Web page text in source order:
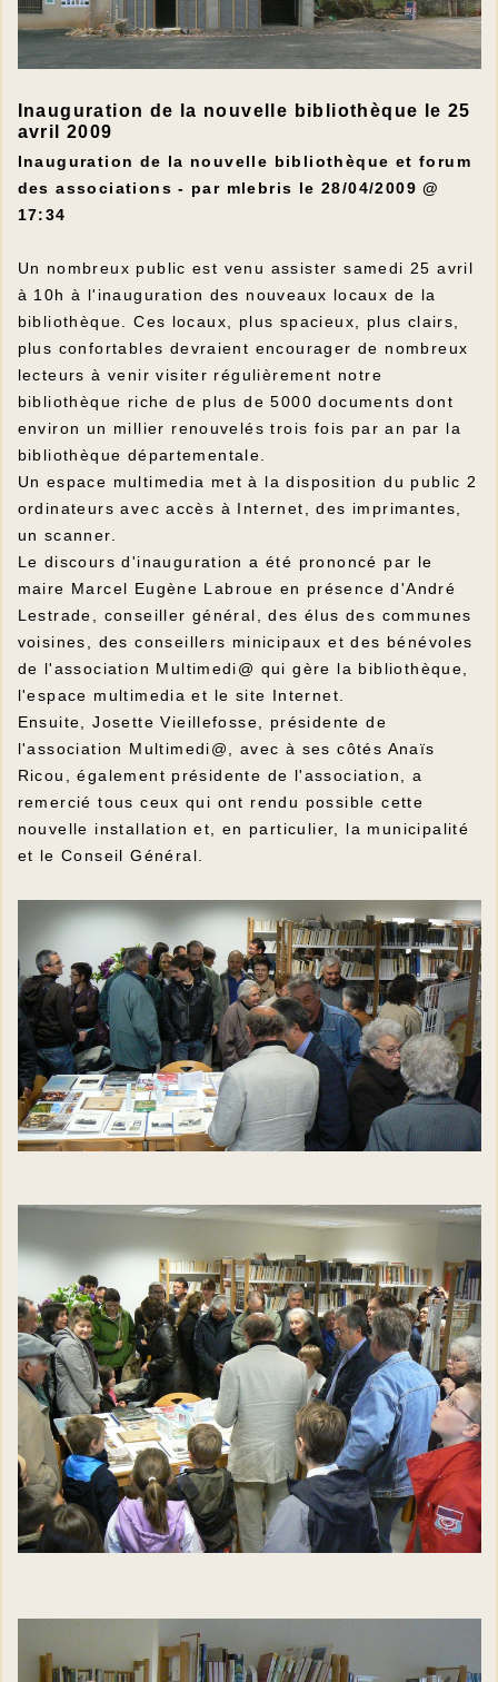
Inauguration de la nouvelle bibliothèque le 25
avril 2009
Inauguration de la nouvelle bibliothèque et forum
des associations - par mlebris le 28/04/2009 @
17:34
Un nombreux public est venu assister samedi 25 avril
à 10h à l'inauguration des nouveaux locaux de la
bibliothèque. Ces locaux, plus spacieux, plus clairs,
plus confortables devraient encourager de nombreux
lecteurs à venir visiter régulièrement notre
bibliothèque riche de plus de 5000 documents dont
environ un millier renouvelés trois fois par an par la
bibliothèque départementale.
Un espace multimedia met à la disposition du public 2
ordinateurs avec accès à Internet, des imprimantes,
un scanner.
Le discours d'inauguration a été prononcé par le
maire Marcel Eugène Labroue en présence d'André
Lestrade, conseiller général, des élus des communes
voisines, des conseillers minicipaux et des bénévoles
de l'association Multimedi@ qui gère la bibliothèque,
l'espace multimedia et le site Internet.
Ensuite, Josette Vieillefosse, présidente de
l'association Multimedi@, avec à ses côtés Anaïs
Ricou, également présidente de l'association, a
remercié tous ceux qui ont rendu possible cette
nouvelle installation et, en particulier, la municipalité
et le Conseil Général.